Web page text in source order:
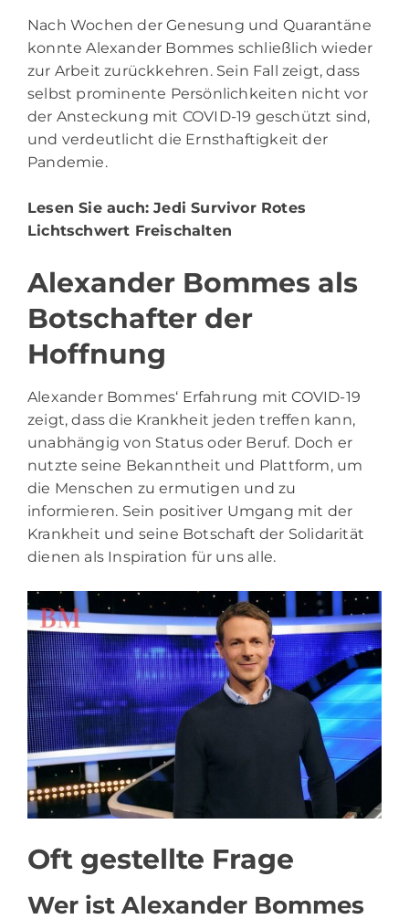
Nach Wochen der Genesung und Quarantäne
konnte Alexander Bommes schließlich wieder
zur Arbeit zurückkehren. Sein Fall zeigt, dass
selbst prominente Persönlichkeiten nicht vor
der Ansteckung mit COVID-19 geschützt sind,
und verdeutlicht die Ernsthaftigkeit der
Pandemie.
Lesen Sie auch:Jedi Survivor Rotes
Lichtschwert Freischalten
Alexander Bommes als
Botschafter der
Hoffnung
Alexander Bommes‘ Erfahrung mit COVID-19
zeigt, dass die Krankheit jeden treffen kann,
unabhängig von Status oder Beruf. Doch er
nutzte seine Bekanntheit und Plattform, um
die Menschen zu ermutigen und zu
informieren. Sein positiver Umgang mit der
Krankheit und seine Botschaft der Solidarität
dienen als Inspiration für uns alle.
Oft gestellte Frage
Wer ist Alexander Bommes